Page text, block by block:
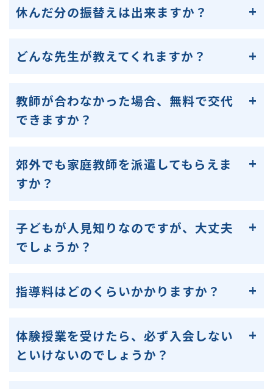
休んだ分の振替えは出来ますか？
どんな先生が教えてくれますか？
教師が合わなかった場合、無料で交代
できますか？
郊外でも家庭教師を派遣してもらえま
すか？
子どもが人見知りなのですが、大丈夫
でしょうか？
指導料はどのくらいかかりますか？
体験授業を受けたら、必ず入会しない
といけないのでしょうか？